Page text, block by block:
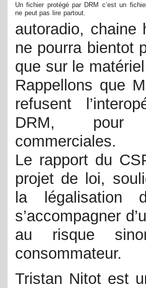
Un fichier protégé par DRM c’est un
ne peut pas lire partout.
autoradio, chaine
ne pourra bientot
que sur le matériel
Rappellons que
refusent
DRM, pour
commerciales.
Le rapport du
projet de loi,
la légalisation
s’accompagner
au risque
consommateur.
Tristan Nitot est